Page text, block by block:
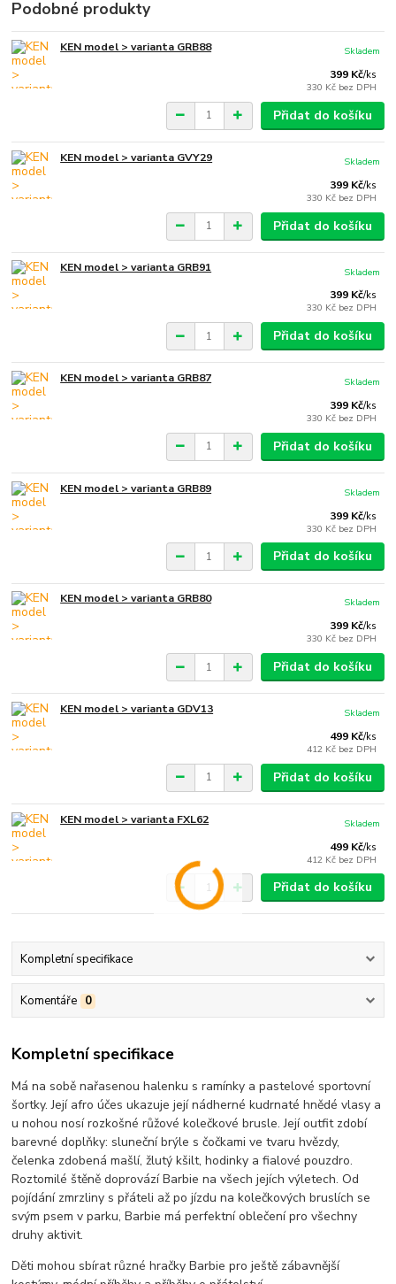
Podobné produkty
KEN model > varianta GRB88
399 Kč/ks
330 Kč bez DPH
Skladem
Přidat do košíku
KEN model > varianta GVY29
399 Kč/ks
330 Kč bez DPH
Skladem
Přidat do košíku
KEN model > varianta GRB91
399 Kč/ks
330 Kč bez DPH
Skladem
Přidat do košíku
KEN model > varianta GRB87
399 Kč/ks
330 Kč bez DPH
Skladem
Přidat do košíku
KEN model > varianta GRB89
399 Kč/ks
330 Kč bez DPH
Skladem
Přidat do košíku
KEN model > varianta GRB80
399 Kč/ks
330 Kč bez DPH
Skladem
Přidat do košíku
KEN model > varianta GDV13
499 Kč/ks
412 Kč bez DPH
Skladem
Přidat do košíku
KEN model > varianta FXL62
499 Kč/ks
412 Kč bez DPH
Skladem
Přidat do košíku
Kompletní specifikace
Komentáře 0
Kompletní specifikace
Má na sobě nařasenou halenku s ramínky a pastelové sportovní
šortky. Její afro účes ukazuje její nádherné kudrnaté hnědé vlasy a
u nohou nosí rozkošné růžové kolečkové brusle. Její outfit zdobí
barevné doplňky: sluneční brýle s čočkami ve tvaru hvězdy,
čelenka zdobená mašlí, žlutý kšilt, hodinky a fialové pouzdro.
Roztomilé štěně doprovází Barbie na všech jejích výletech. Od
pojídání zmrzliny s přáteli až po jízdu na kolečkových bruslích se
svým psem v parku, Barbie má perfektní oblečení pro všechny
druhy aktivit.
Děti mohou sbírat různé hračky Barbie pro ještě zábavnější